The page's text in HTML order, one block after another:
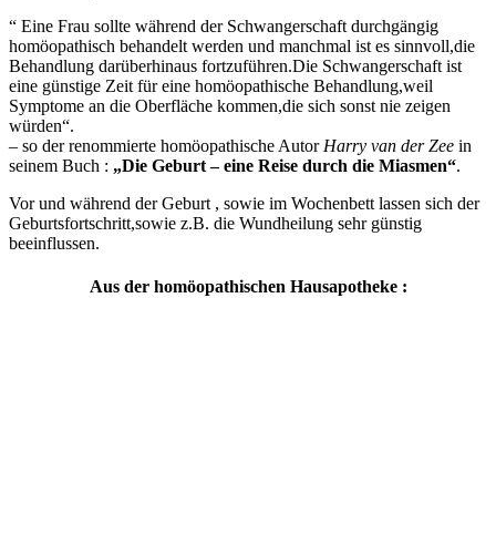
“ Eine Frau sollte während der Schwangerschaft durchgängig
homöopathisch behandelt werden und manchmal ist es sinnvoll,die
Behandlung darüberhinaus fortzuführen.Die Schwangerschaft ist
eine günstige Zeit für eine homöopathische Behandlung,weil
Symptome an die Oberfläche kommen,die sich sonst nie zeigen
würden“.
– so der renommierte homöopathische Autor Harry van der Zee in
seinem Buch : „Die Geburt – eine Reise durch die Miasmen“.
Vor und während der Geburt , sowie im Wochenbett lassen sich der
Geburtsfortschritt,sowie z.B. die Wundheilung sehr günstig
beeinflussen.
Aus der homöopathischen Hausapotheke :